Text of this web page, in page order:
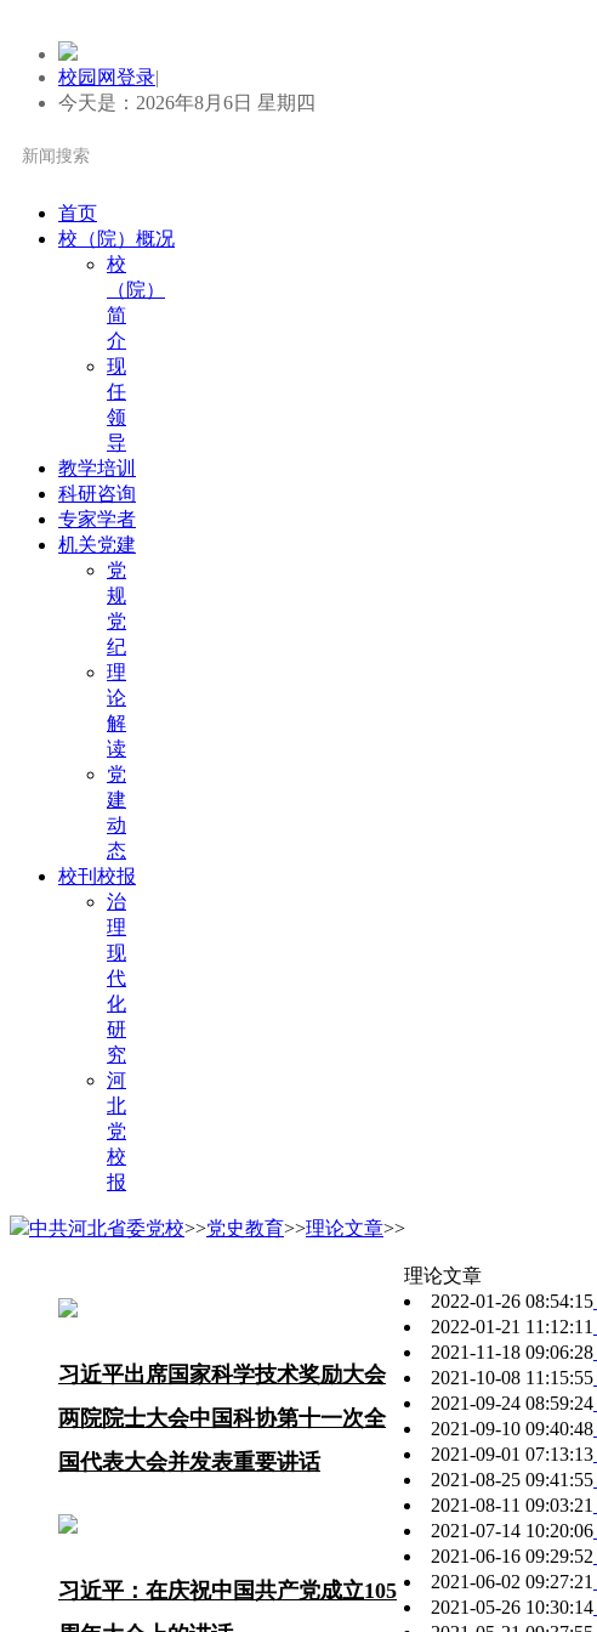
校园网登录|
今天是：2026年8月6日 星期四
首页
校（院）概况
校
（院）
简
介
现
任
领
导
教学培训
科研咨询
专家学者
机关党建
党
规
党
纪
理
论
解
读
党
建
动
态
校刊校报
治
理
现
代
化
研
究
河
北
党
校
报
中共河北省委党校>>党史教育>>理论文章>>
习近平出席国家科学技术奖励大会
两院院士大会中国科协第十一次全
国代表大会并发表重要讲话
习近平：在庆祝中国共产党成立105
理论文章
2022-01-26 08:54:15
2022-01-21 11:12:11
2021-11-18 09:06:28
2021-10-08 11:15:55
2021-09-24 08:59:24
2021-09-10 09:40:48
2021-09-01 07:13:13
2021-08-25 09:41:55
2021-08-11 09:03:21
2021-07-14 10:20:06
2021-06-16 09:29:52
2021-06-02 09:27:21
2021-05-26 10:30:14